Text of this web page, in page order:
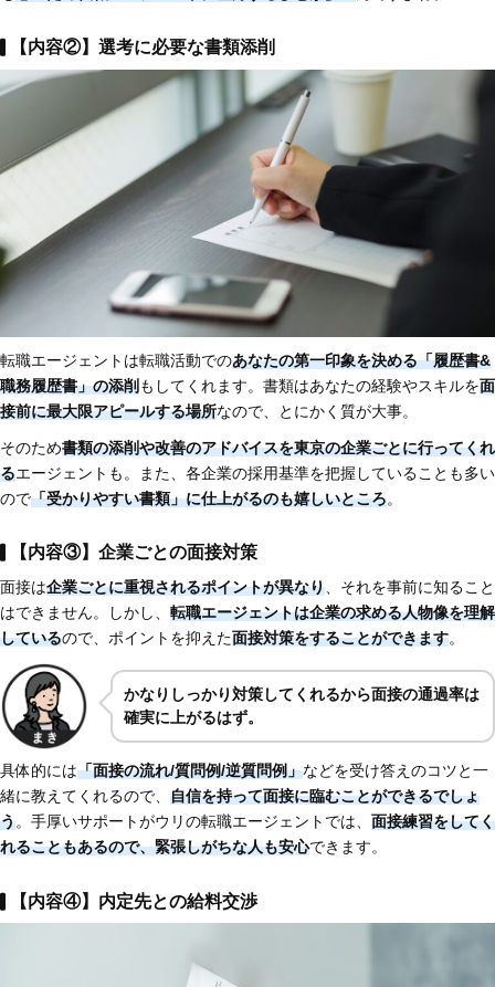
【内容②】選考に必要な書類添削
転職エージェントは転職活動でのあなたの第一印象を決める「履歴書&
職務履歴書」の添削 もしてくれます。書類はあなたの経験やスキルを面
接前に最大限アピールする場所なので、とにかく質が大事。
そのため書類の添削や改善のアドバイスを東京の企業ごとに行ってくれ
るエージェントも。また、各企業の採用基準を把握していることも多い
ので「受かりやすい書類」に仕上がるのも嬉しいところ。
【内容③】企業ごとの面接対策
面接は企業ごとに重視されるポイントが異なり、それを事前に知ること
はできません。しかし、 転職エージェントは企業の求める人物像を理解
しているので、ポイントを抑えた面接対策をすることができます。
かなりしっかり対策してくれるから面接の通過率は
確実に上がるはず。
具体的には「面接の流れ/質問例/逆質問例」などを受け答えのコツと一
緒に教えてくれるので、 自信を持って面接に臨むことができるでしょ
う。手厚いサポートがウリの転職エージェントでは、 面接練習をしてく
れることもあるので、緊張しがちな人も安心できます。
【内容④】内定先との給料交渉